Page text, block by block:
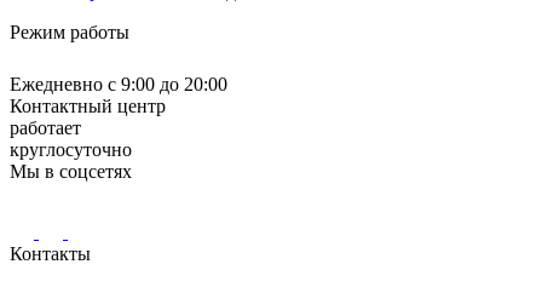
Режим работы
Ежедневно с 9:00 до 20:00
Контактный центр
работает
круглосуточно
Мы в соцсетях
Контакты